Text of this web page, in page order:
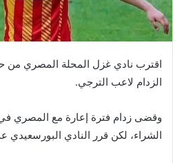
اقترب نادي غزل المحلة المصري من
الزدام لاعب الترجي.
وقضى زدام فترة إعارة مع المصري
الشراء، لكن قرر النادي البورسعيدي